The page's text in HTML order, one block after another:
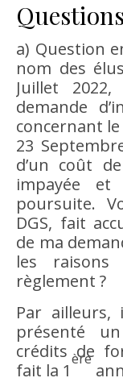
a) Question
nom des
Juillet
demande
concernant le
23
d’un coût
impayée et
poursuite.
DGS, fait
de ma
les
règlement ?
Par
présenté
crédits de
fait la 1
ère